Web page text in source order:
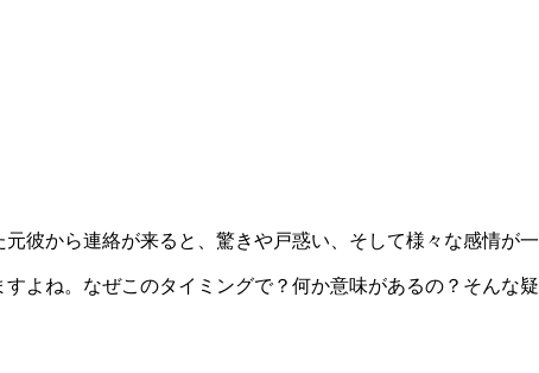
彼から連絡が来ると、驚きや戸惑い、そして様々な感情が一
よね。なぜこのタイミングで？何か意味があるの？そんな疑